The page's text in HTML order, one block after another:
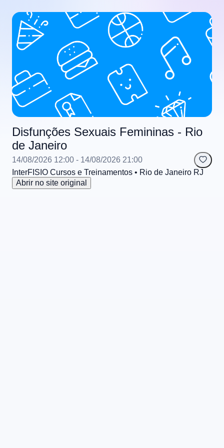
Disfunções Sexuais Femininas - Rio
de Janeiro
14/08/2026 12:00 - 14/08/2026 21:00
InterFISIO Cursos e Treinamentos • Rio de Janeiro RJ
Abrir no site original